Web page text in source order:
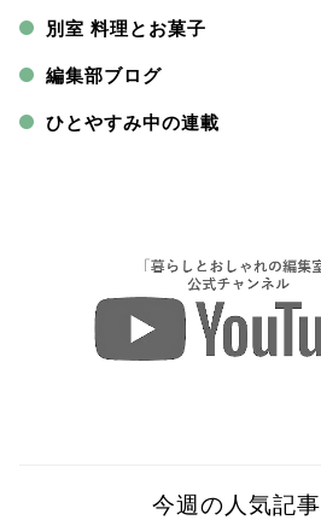
別室 料理とお菓子
編集部ブログ
ひとやすみ中の連載
今週の人気記事